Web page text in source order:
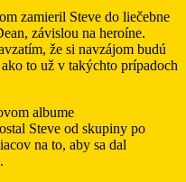
zamieril Steve do liečebne
závislou na heroíne.
že si navzájom budú
to už v takýchto prípadoch
albume
Steve od skupiny po
na to, aby sa dal